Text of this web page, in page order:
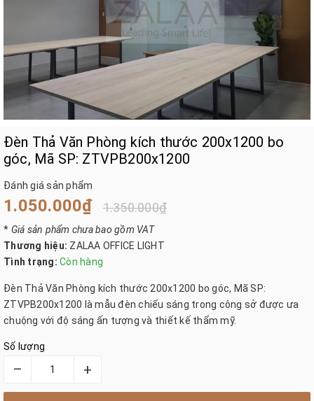
Đèn Thả Văn Phòng kích thước 200x1200 bo
góc, Mã SP: ZTVPB200x1200
Đánh giá sản phẩm
1.050.000₫ 1.350.000₫
* Giá sản phẩm chưa bao gồm VAT
Thương hiệu: ZALAA OFFICE LIGHT
Tình trạng: Còn hàng
Đèn Thả Văn Phòng kích thước 200x1200 bo góc, Mã SP:
ZTVPB200x1200 là mẫu đèn chiếu sáng trong công sở được ưa
chuộng với độ sáng ấn tượng và thiết kế thẩm mỹ.
Số lượng
– +